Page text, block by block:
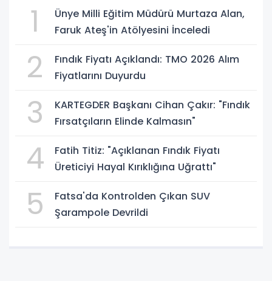
1
Ünye Milli Eğitim Müdürü Murtaza Alan,
Faruk Ateş'in Atölyesini İnceledi
2
Fındık Fiyatı Açıklandı: TMO 2026 Alım
Fiyatlarını Duyurdu
3
KARTEGDER Başkanı Cihan Çakır: "Fındık
Fırsatçıların Elinde Kalmasın"
4
Fatih Titiz: "Açıklanan Fındık Fiyatı
Üreticiyi Hayal Kırıklığına Uğrattı"
5
Fatsa'da Kontrolden Çıkan SUV
Şarampole Devrildi